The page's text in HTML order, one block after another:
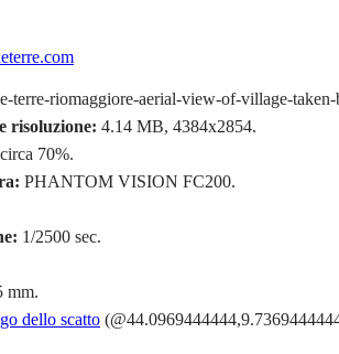
terre-riomaggiore-aerial-view-of-village-
risoluzione: 4.14 MB, 4384x2854.
circa 70%.
PHANTOM VISION FC200.
1/2500 sec.
mm.
dello scatto